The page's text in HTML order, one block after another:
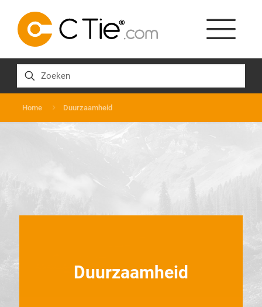
Home Duurzaamheid
Duurzaamheid